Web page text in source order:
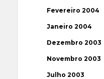
Fevereiro 2004
Janeiro 2004
Dezembro 2003
Novembro 2003
Julho 2003